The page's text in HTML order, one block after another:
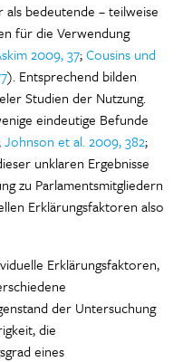
bedeutende – teilweise
für die Verwendung
2009, 37;Cousins und
). Entsprechend bilden
Studien der Nutzung.
eindeutige Befunde
Johnson et al. 2009, 382;
unklaren Ergebnisse
zu Parlamentsmitgliedern
Erklärungsfaktoren also
Erklärungsfaktoren,
der Untersuchung
die
eines